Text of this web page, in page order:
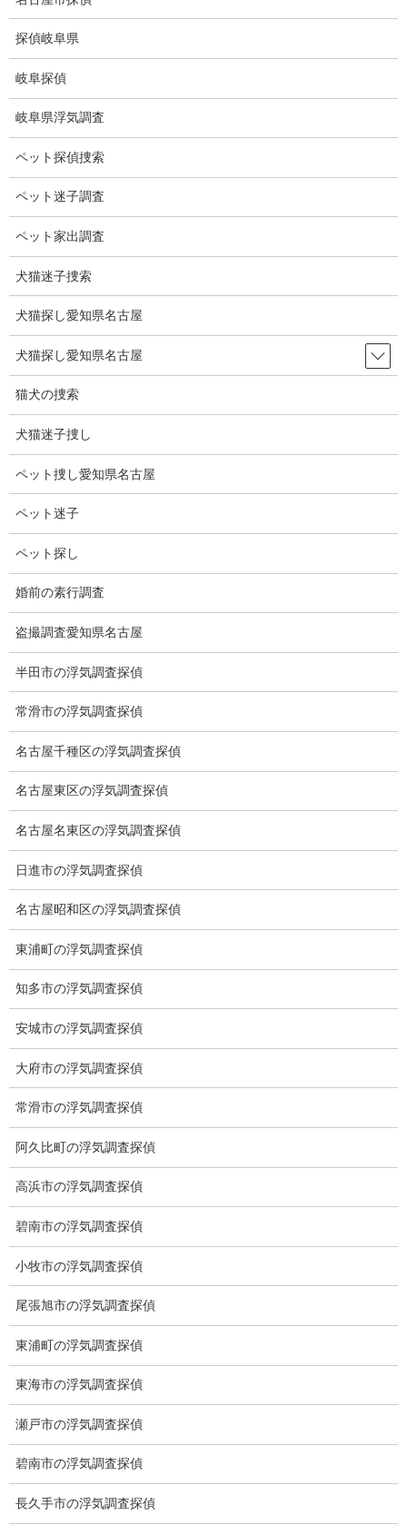
に
動
ョ
に
動
ブログ
HOME ブログ
2025-05-19
ブログ
17号ホームラン
大谷翔平選手、４試合連続17号ホームラン。
メジャーリーグトップを独走。
凄いの一言です。
今年はどんな記録を出すのか楽しみです。
カテゴリー ブログ
ブログ
トマトの実
ブログ
ミニバラ
総合探偵社ミライリサーチ
Toshin.Sakuraビル 10F
愛知県名古屋市中区新栄2丁目41-11
ベストビル6B
愛知県公安委員会 第54250033号
【出張面談いたします】
子供のお迎え、パート、お仕事の都合などで、お時間のない方、
愛知県内でご面談場所のご要望がございましたら、お申し付けく
ださい。
探偵岐阜県
岐阜探偵
岐阜県浮気調査
ペット探偵捜索
ペット迷子調査
ペット家出調査
犬猫迷子捜索
犬猫探し愛知県名古屋
犬猫探し愛知県名古屋
猫犬の捜索
犬猫迷子捜し
ペット捜し愛知県名古屋
ペット迷子
ペット探し
婚前の素行調査
盗撮調査愛知県名古屋
半田市の浮気調査探偵
常滑市の浮気調査探偵
名古屋千種区の浮気調査探偵
名古屋東区の浮気調査探偵
名古屋名東区の浮気調査探偵
日進市の浮気調査探偵
名古屋昭和区の浮気調査探偵
東浦町の浮気調査探偵
知多市の浮気調査探偵
安城市の浮気調査探偵
大府市の浮気調査探偵
常滑市の浮気調査探偵
阿久比町の浮気調査探偵
高浜市の浮気調査探偵
碧南市の浮気調査探偵
小牧市の浮気調査探偵
尾張旭市の浮気調査探偵
東浦町の浮気調査探偵
東海市の浮気調査探偵
瀬戸市の浮気調査探偵
碧南市の浮気調査探偵
長久手市の浮気調査探偵